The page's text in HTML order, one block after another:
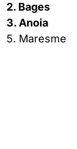
2. Bages
3. Anoia
5. Maresme